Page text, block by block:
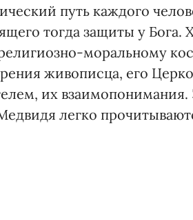
путь каждого
тогда защиты у Бога.
моральному
живописца, его
их взаимопонимания.
легко